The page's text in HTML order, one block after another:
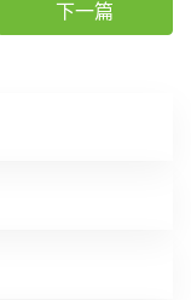
下一篇